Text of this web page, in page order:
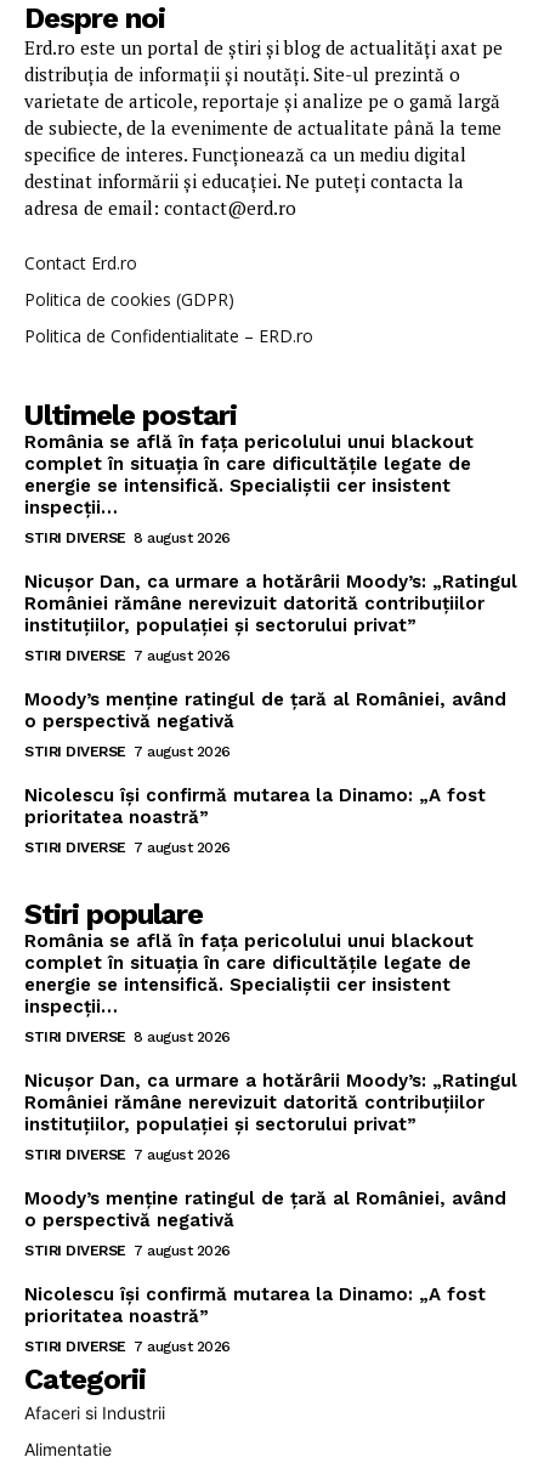
Despre noi
Erd.ro este un portal de știri și blog de actualități axat pe
distribuția de informații și noutăți. Site-ul prezintă o
varietate de articole, reportaje și analize pe o gamă largă
de subiecte, de la evenimente de actualitate până la teme
specifice de interes. Funcționează ca un mediu digital
destinat informării și educației. Ne puteți contacta la
adresa de email: contact@erd.ro
Contact Erd.ro
Politica de cookies (GDPR)
Politica de Confidentialitate – ERD.ro
Ultimele postari
România se află în fața pericolului unui blackout
complet în situația în care dificultățile legate de
energie se intensifică. Specialiștii cer insistent
inspecții…
STIRI DIVERSE 8 august 2026
Nicușor Dan, ca urmare a hotărârii Moody’s: „Ratingul
României rămâne nerevizuit datorită contribuțiilor
instituțiilor, populației și sectorului privat”
STIRI DIVERSE 7 august 2026
Moody’s menține ratingul de țară al României, având
o perspectivă negativă
STIRI DIVERSE 7 august 2026
Nicolescu își confirmă mutarea la Dinamo: „A fost
prioritatea noastră”
STIRI DIVERSE 7 august 2026
Stiri populare
România se află în fața pericolului unui blackout
complet în situația în care dificultățile legate de
energie se intensifică. Specialiștii cer insistent
inspecții…
STIRI DIVERSE 8 august 2026
Nicușor Dan, ca urmare a hotărârii Moody’s: „Ratingul
României rămâne nerevizuit datorită contribuțiilor
instituțiilor, populației și sectorului privat”
STIRI DIVERSE 7 august 2026
Moody’s menține ratingul de țară al României, având
o perspectivă negativă
STIRI DIVERSE 7 august 2026
Nicolescu își confirmă mutarea la Dinamo: „A fost
prioritatea noastră”
STIRI DIVERSE 7 august 2026
Categorii
Afaceri si Industrii
Alimentatie